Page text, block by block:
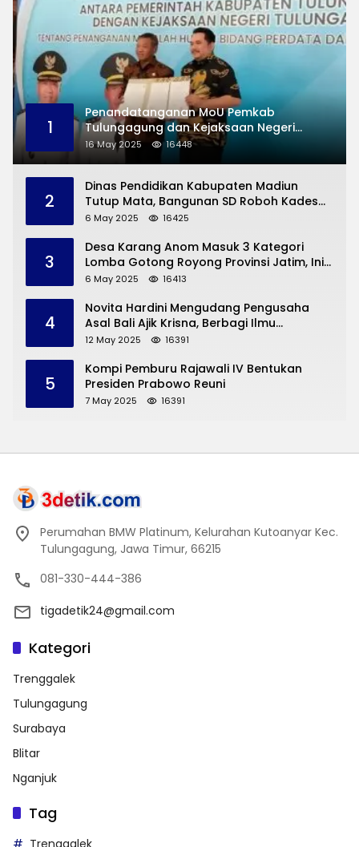
1
Penandatanganan MoU Pemkab
Tulungagung dan Kejaksaan Negeri
Permasalahan Hukum
16 May 2025 16448
2
Dinas Pendidikan Kabupaten Madiun
Tutup Mata, Bangunan SD Roboh Kades
Dermorejo Bangun Pakai Dana Pribadi
6 May 2025 16425
3
Desa Karang Anom Masuk 3 Kategori
Lomba Gotong Royong Provinsi Jatim, Ini
yang Disampaikan Sekda Trenggalek
6 May 2025 16413
4
Novita Hardini Mengudang Pengusaha
Asal Bali Ajik Krisna, Berbagi Ilmu
Pengembangan Pariwisata dan UMKM
12 May 2025 16391
5
Kompi Pemburu Rajawali IV Bentukan
Presiden Prabowo Reuni
7 May 2025 16391
Perumahan BMW Platinum, Kelurahan Kutoanyar Kec.
Tulungagung, Jawa Timur, 66215
081-330-444-386
tigadetik24@gmail.com
Kategori
Trenggalek
Tulungagung
Surabaya
Blitar
Nganjuk
Tag